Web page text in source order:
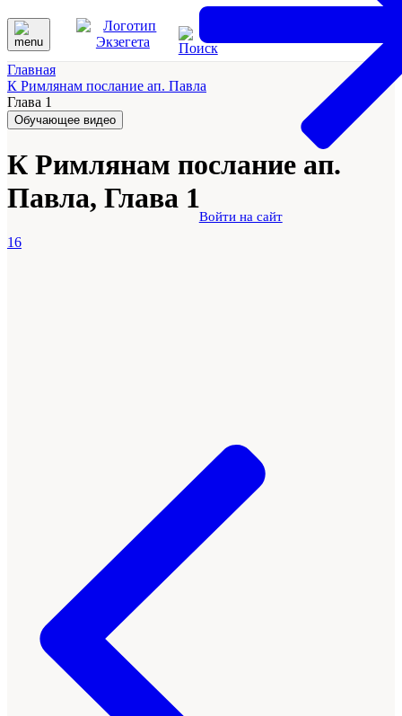
Войти на сайт
Главная
К Римлянам послание ап. Павла
Глава 1
Обучающее видео
К Римлянам послание ап.
Павла, Глава 1
16